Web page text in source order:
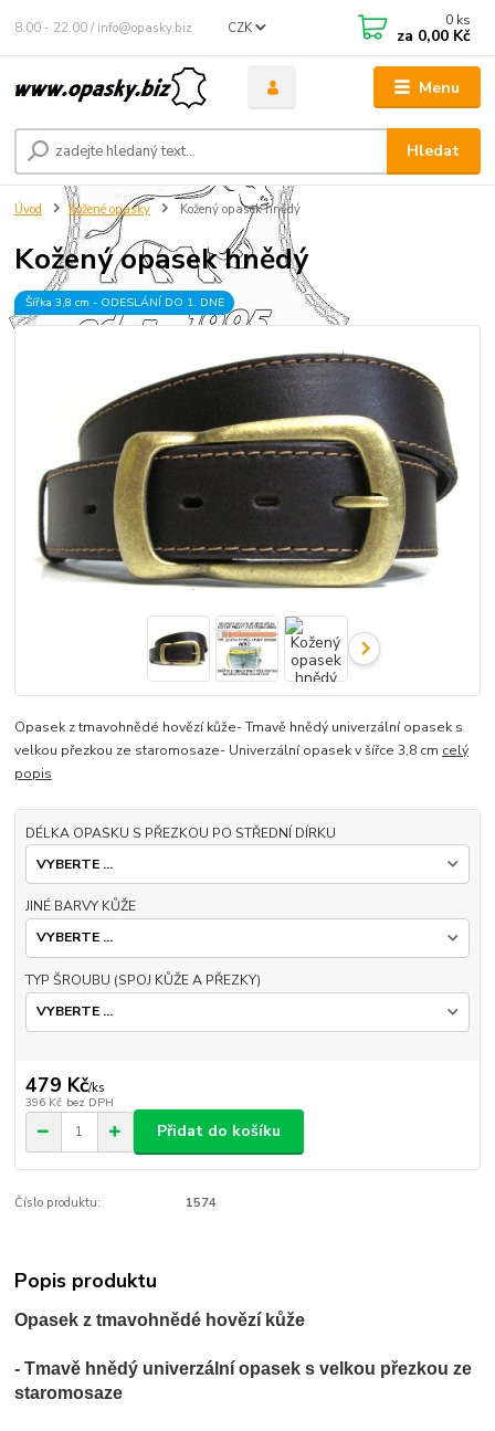
Menu
CZK
Hledat
8.00 - 22.00 / info@opasky.biz 0 ks
za 0,00 Kč
Úvod Kožené opasky Kožený opasek hnědý
Kožený opasek hnědý
Šířka 3,8 cm - ODESLÁNÍ DO 1. DNE
Opasek z tmavohnědé hovězí kůže- Tmavě hnědý univerzální opasek s
velkou přezkou ze staromosaze- Univerzální opasek v šířce 3,8 cm celý
popis
DÉLKA OPASKU S PŘEZKOU PO STŘEDNÍ DÍRKU
JINÉ BARVY KŮŽE
TYP ŠROUBU (SPOJ KŮŽE A PŘEZKY)
479 Kč/ks
396 Kč bez DPH
Přidat do košíku
Číslo produktu: 1574
Popis produktu
Opasek z tmavohnědé hovězí kůže
- Tmavě hnědý univerzální opasek s velkou přezkou ze
staromosaze